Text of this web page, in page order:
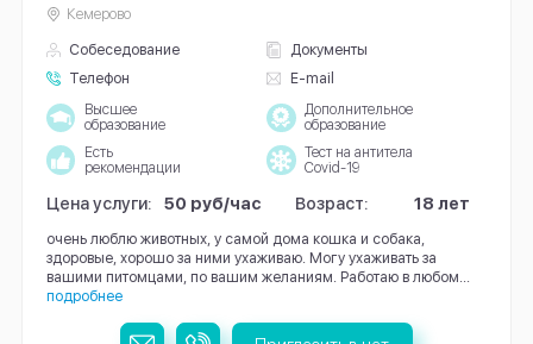
Собеседование
Документы
Телефон
E-mail
Кемерово
Высшее
образование
Дополнительное
образование
Есть
рекомендации
Тест на антитела
Covid-19
Цена услуги: 50 руб/час Возраст: 18 лет
очень люблю животных, у самой дома кошка и собака,
здоровые, хорошо за ними ухаживаю. Могу ухаживать за
вашими питомцами, по вашим желаниям. Работаю в любом...
подробнее